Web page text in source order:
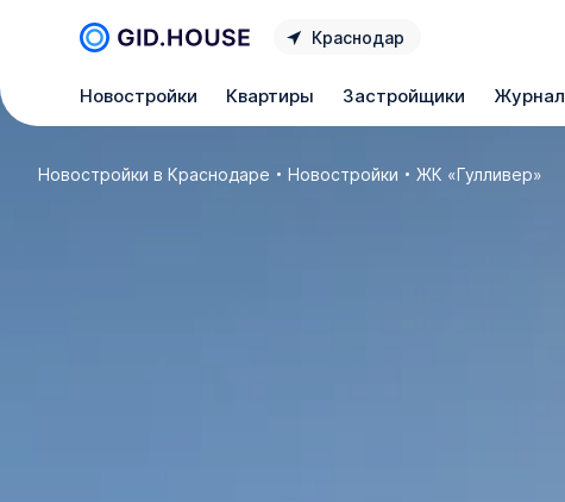
Краснодар
Новостройки Квартиры Застройщики Журнал
Новостройки в Краснодаре Новостройки ЖК «Гулливер»